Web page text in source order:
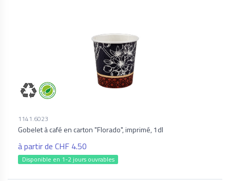
1141.6023
Gobelet à café en carton "Florado", imprimé, 1dl
à partir de CHF 4.50
Disponible en 1-2 jours ouvrables